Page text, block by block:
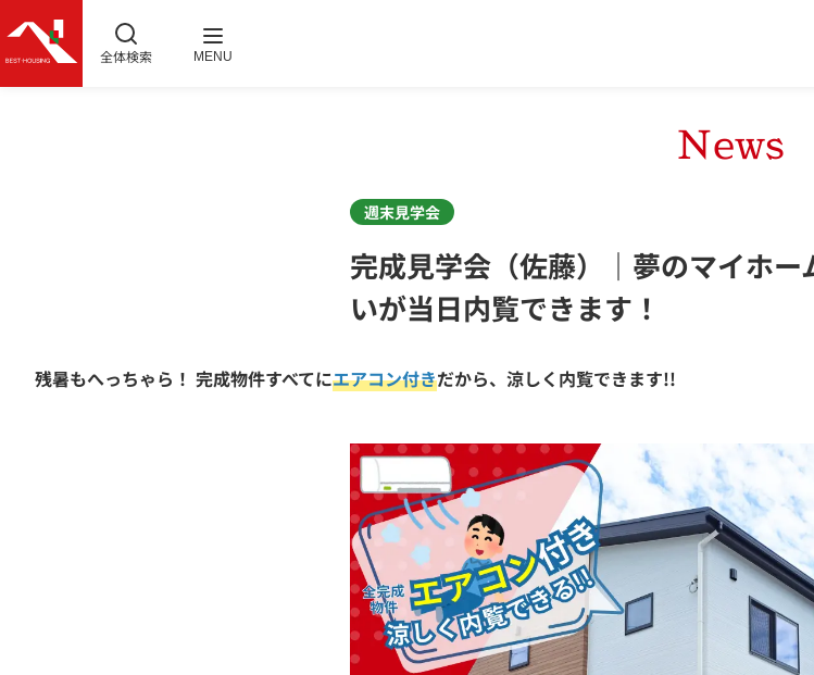
全体検索 MENU
News
週末見学会
完成見学会（佐藤）｜夢のマイホー
いが当日内覧できます！
残暑もへっちゃら！ 完成物件すべてにエアコン付きだから、涼しく内覧できます!!